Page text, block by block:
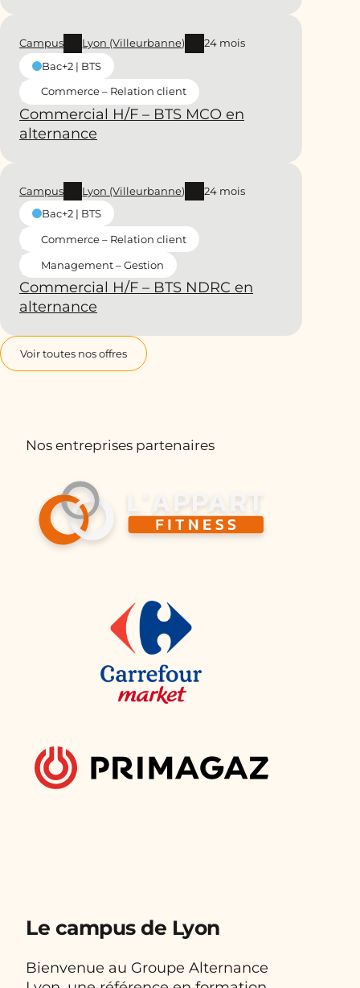
Commercial H/F – BTS MCO en
alternance
Campus Lyon (Villeurbanne)
24 mois
Bac+2 | BTS
Commerce – Relation client
Commercial H/F – BTS NDRC en
alternance
Campus Lyon (Villeurbanne)
24 mois
Bac+2 | BTS
Commerce – Relation client
Management – Gestion
Voir toutes nos offres
Nos entreprises partenaires
Le campus de Lyon
Bienvenue au Groupe Alternance